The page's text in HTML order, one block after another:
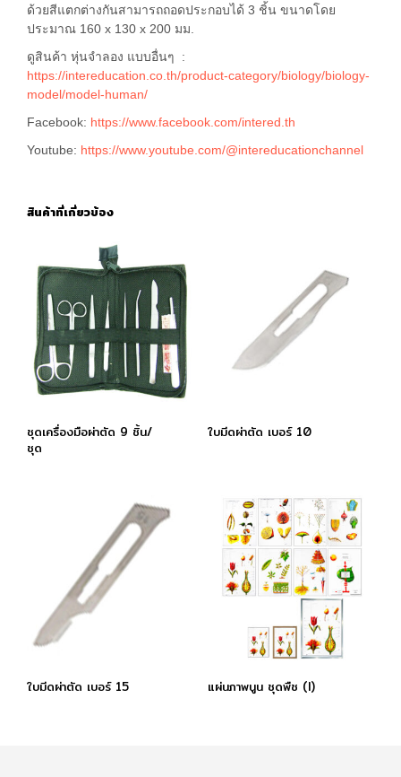
ด้วยสีแตกต่างกันสามารถถอดประกอบได้ 3 ชิ้น ขนาดโดย
ประมาณ 160 x 130 x 200 มม.
ดูสินค้า หุ่นจำลอง แบบอื่นๆ :
https://intereducation.co.th/product-category/biology/biology-
model/model-human/
Facebook: https://www.facebook.com/intered.th
Youtube: https://www.youtube.com/@intereducationchannel
สินค้าที่เกี่ยวข้อง
ชุดเครื่องมือผ่าตัด 9 ชิ้น/
ชุด
ใบมีดผ่าตัด เบอร์ 10
ใบมีดผ่าตัด เบอร์ 15 แผ่นภาพนูน ชุดพืช (I)